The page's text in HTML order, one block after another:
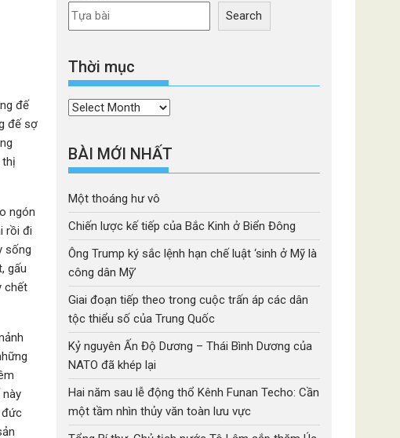
đế
đế sợ
thị
ngón
rồi đi
sống
gấu
chết
này
đức
Search
Thời mục
Thời
BÀI MỚI NHẤT
Một thoáng hư vô
Chiến lược kế tiếp của Bắc Kinh ở Biển Đông
Ông Trump ký sắc lệnh hạn chế luật ‘sinh ở Mỹ là
công dân Mỹ’
Giai đoạn tiếp theo trong cuộc trấn áp các dân
tộc thiểu số của Trung Quốc
Kỷ nguyên Ấn Độ Dương – Thái Bình Dương của
NATO đã khép lại
Hai năm sau lễ động thổ Kênh Funan Techo: Cần
một tầm nhìn thủy văn toàn lưu vực